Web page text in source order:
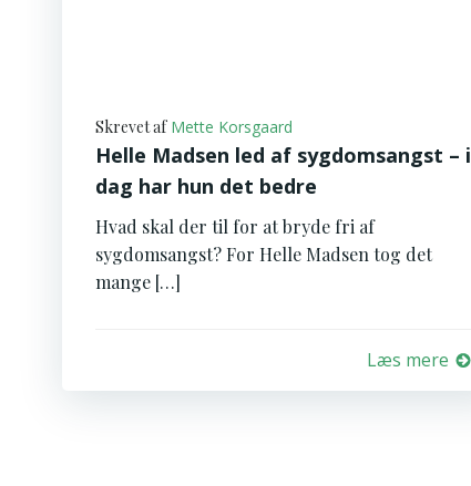
Skrevet af Mette Korsgaard
Helle Madsen led af sygdomsangst – i
dag har hun det bedre
Hvad skal der til for at bryde fri af
sygdomsangst? For Helle Madsen tog det
mange […]
Læs mere